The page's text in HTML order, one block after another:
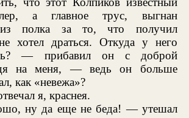
а главное трус, выгнан
полка за то, что получил
хотел драться. Откуда у него
— прибавил он с доброй
на меня, — ведь он больше
как «невежа»?
я, краснея.
ну да еще не беда! — утешал